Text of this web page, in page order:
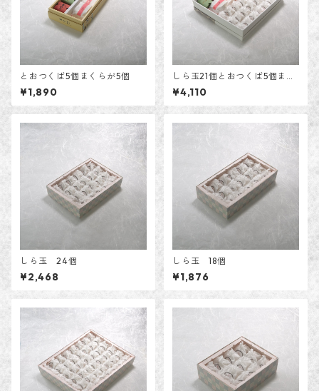
とおつくば5個まくらが5個
¥1,890
しら玉21個とおつくば5個まく
らが5個
¥4,110
しら玉 24個
¥2,468
しら玉 18個
¥1,876